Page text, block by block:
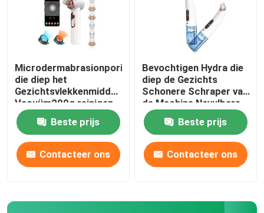
Microdermabrasionporie
die diep het
Gezichtsvlekkenmiddel
Vacuüm200g reinigen
van de Machine
Elektrische Meeëter
Beste prijs
Contacteer ons
Bevochtigen Hydra die
diep de Gezichts
Schonere Schraper van
de Machine Navulbare
500mAh Porie reinigen
Beste prijs
Contacteer ons